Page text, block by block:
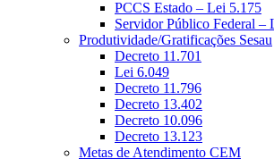
PCCS Estado – Lei 5.175
Servidor Público Federal –
Produtividade/Gratificações Sesau
Decreto 11.701
Lei 6.049
Decreto 11.796
Decreto 13.402
Decreto 10.096
Decreto 13.123
Metas de Atendimento CEM